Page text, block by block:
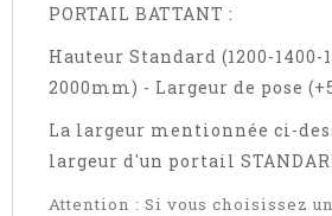
PORTAIL BATTANT :
Hauteur Standard (1200-1400-
2000mm) - Largeur de pose
La largeur mentionnée ci-
largeur d'un portail
Attention : Si vous choisissez